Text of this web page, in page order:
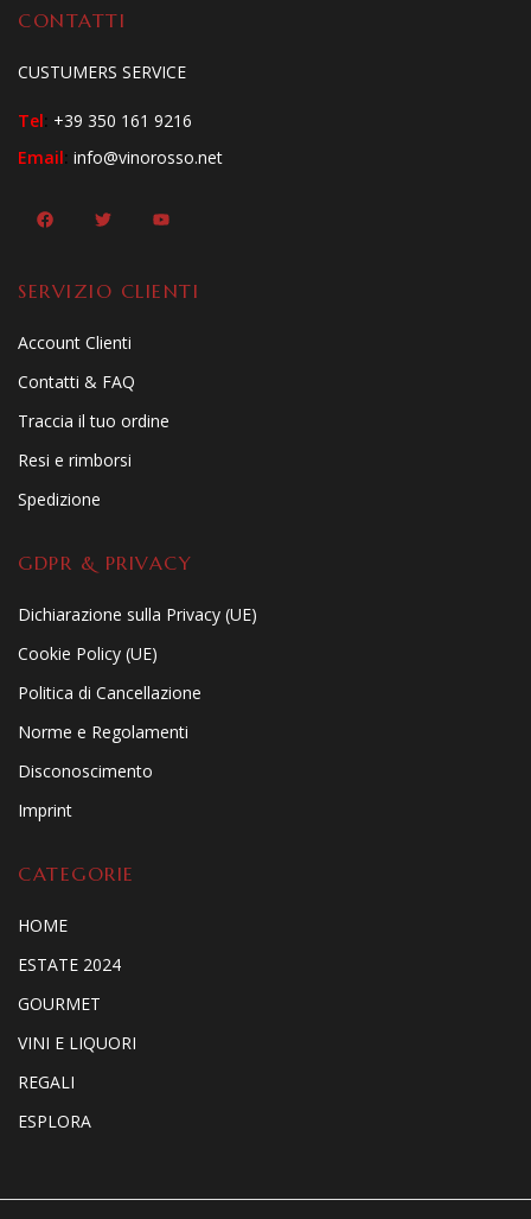
CONTATTI
CUSTUMERS SERVICE
Tel: +39 350 161 9216
Email: info@vinorosso.net
SERVIZIO CLIENTI
Account Clienti
Contatti & FAQ
Traccia il tuo ordine
Resi e rimborsi
Spedizione
GDPR & PRIVACY
Dichiarazione sulla Privacy (UE)
Cookie Policy (UE)
Politica di Cancellazione
Norme e Regolamenti
Disconoscimento
Imprint
CATEGORIE
HOME
ESTATE 2024
GOURMET
VINI E LIQUORI
REGALI
ESPLORA